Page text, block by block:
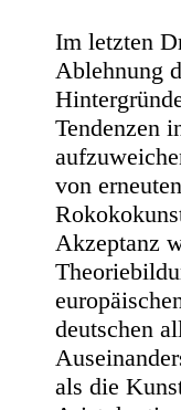
Im letzten
Ablehnung
Tendenzen
von
Akzeptanz
deutschen
als die